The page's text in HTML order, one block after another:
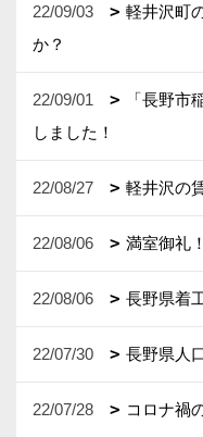
22/09/03
軽井沢町
か？
22/09/01
「長野市
しました！
22/08/27 軽井沢の
22/08/06 満室御礼
22/08/06 長野県着
22/07/30 長野県人
22/07/28 コロナ禍